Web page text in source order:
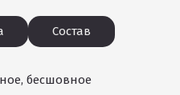
Состав
бесшовное